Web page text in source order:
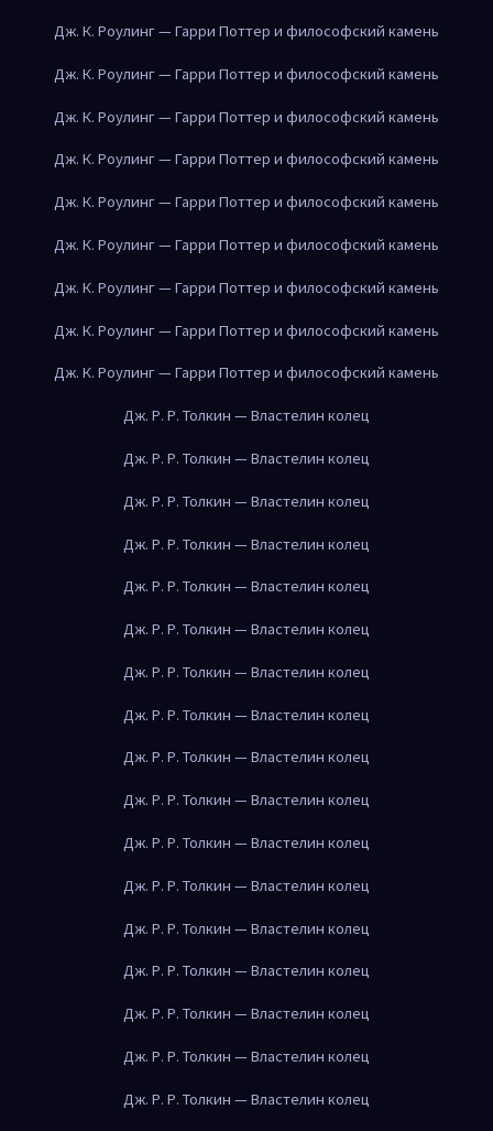
Дж. К. Роулинг — Гарри Поттер и философский камень
Дж. К. Роулинг — Гарри Поттер и философский камень
Дж. К. Роулинг — Гарри Поттер и философский камень
Дж. К. Роулинг — Гарри Поттер и философский камень
Дж. К. Роулинг — Гарри Поттер и философский камень
Дж. К. Роулинг — Гарри Поттер и философский камень
Дж. К. Роулинг — Гарри Поттер и философский камень
Дж. К. Роулинг — Гарри Поттер и философский камень
Дж. К. Роулинг — Гарри Поттер и философский камень
Дж. Р. Р. Толкин — Властелин колец
Дж. Р. Р. Толкин — Властелин колец
Дж. Р. Р. Толкин — Властелин колец
Дж. Р. Р. Толкин — Властелин колец
Дж. Р. Р. Толкин — Властелин колец
Дж. Р. Р. Толкин — Властелин колец
Дж. Р. Р. Толкин — Властелин колец
Дж. Р. Р. Толкин — Властелин колец
Дж. Р. Р. Толкин — Властелин колец
Дж. Р. Р. Толкин — Властелин колец
Дж. Р. Р. Толкин — Властелин колец
Дж. Р. Р. Толкин — Властелин колец
Дж. Р. Р. Толкин — Властелин колец
Дж. Р. Р. Толкин — Властелин колец
Дж. Р. Р. Толкин — Властелин колец
Дж. Р. Р. Толкин — Властелин колец
Дж. Р. Р. Толкин — Властелин колец